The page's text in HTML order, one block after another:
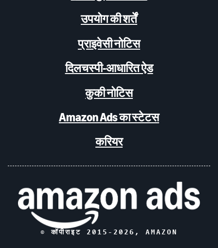
उपयोग की शर्तें
प्राइवेसी नोटिस
दिलचस्पी-आधारित ऐड
कुकी नोटिस
Amazon Ads का स्टेटस
करियर
© कॉपीराइट 2015- 2026 , AMAZON